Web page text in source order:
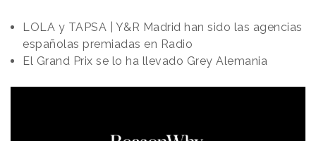
LOLA y TAPSA | Y&R Madrid han sido las agencias
españolas premiadas en Radio
El Grand Prix se lo ha llevado Grey Alemania